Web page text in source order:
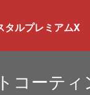
タルプレミアムX
コーティ